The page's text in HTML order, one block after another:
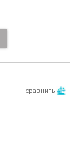
сравнить